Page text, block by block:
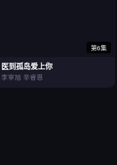
第6集
医到孤岛爱上你
李宰旭 辛睿恩